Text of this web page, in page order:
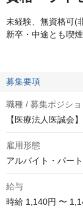
未経験、無資格可(
新卒・中途とも喫
募集要項
職種 / 募集ポジショ
【医療法人医誠会
雇用形態
アルバイト・パート
給与
時給 1,140円 〜